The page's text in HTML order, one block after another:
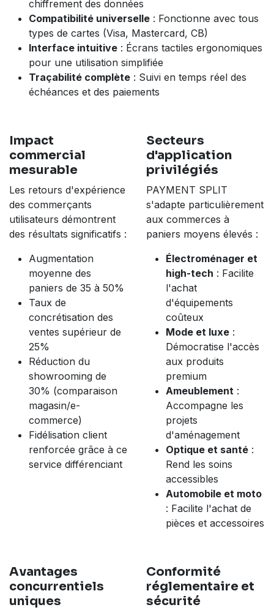
chiffrement des données
Compatibilité universelle : Fonctionne avec tous
types de cartes (Visa, Mastercard, CB)
Interface intuitive : Écrans tactiles ergonomiques
pour une utilisation simplifiée
Traçabilité complète : Suivi en temps réel des
échéances et des paiements
Impact
commercial
mesurable
Les retours d'expérience
des commerçants
utilisateurs démontrent
des résultats significatifs :
Augmentation
moyenne des
paniers de 35 à 50%
Taux de
concrétisation des
ventes supérieur de
25%
Réduction du
showrooming de
30% (comparaison
magasin/e-
commerce)
Fidélisation client
renforcée grâce à ce
service différenciant
Secteurs
d'application
privilégiés
PAYMENT SPLIT
s'adapte particulièrement
aux commerces à
paniers moyens élevés :
Électroménager et
high-tech : Facilite
l'achat
d'équipements
coûteux
Mode et luxe :
Démocratise l'accès
aux produits
premium
Ameublement :
Accompagne les
projets
d'aménagement
Optique et santé :
Rend les soins
accessibles
Automobile et moto
: Facilite l'achat de
pièces et accessoires
Avantages
concurrentiels
uniques
Conformité
réglementaire et
sécurité